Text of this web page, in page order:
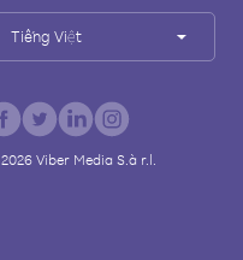
Tiếng Việt
2026Viber Media S.à r.l.